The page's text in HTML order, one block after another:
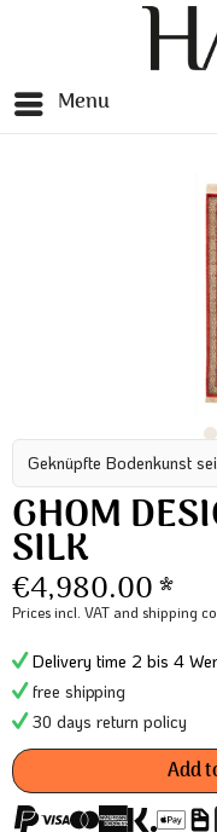
Menu
Geknüpfte Bodenkunst
GHOM
SILK
€4,980.00 *
Prices incl. VAT and shipping
Delivery time 2 bis 4
free shipping
30 days return policy
Add